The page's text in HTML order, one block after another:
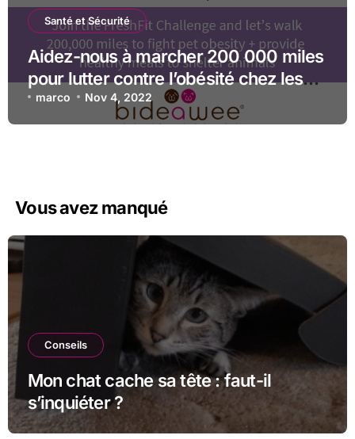
Santé et Sécurité
Aidez-nous à marcher 200 000 miles
pour lutter contre l’obésité chez les
animaux de compagnie dans le
FreshFit Challenge !
marco Nov 4, 2022
Vous avez manqué
Conseils
Mon chat cache sa tête : faut-il
s’inquiéter ?